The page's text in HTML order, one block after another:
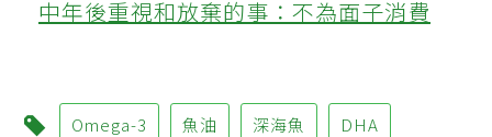
中年後重視和放棄的事：不為面子消費
Omega-3 魚油 深海魚 DHA